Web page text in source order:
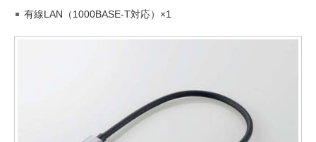
有線LAN（1000BASE-T対応）×1